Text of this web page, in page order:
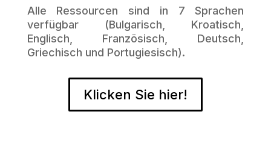
Alle Ressourcen sind in 7 Sprachen
verfügbar (Bulgarisch, Kroatisch,
Englisch, Französisch, Deutsch,
Griechisch und Portugiesisch).
Klicken Sie hier!